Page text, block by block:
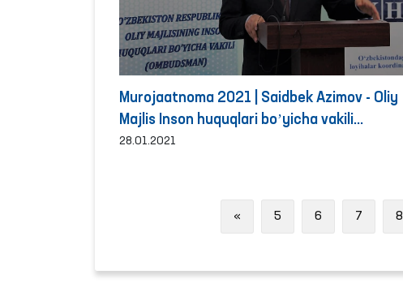
Murojaatnoma 2021 | Saidbek Аzimov - Oliy
Majlis Inson huquqlari boʼyicha vakili
(Ombudsman) kotibiyati mudiri
28.01.2021
« Previous
5 6 7 8